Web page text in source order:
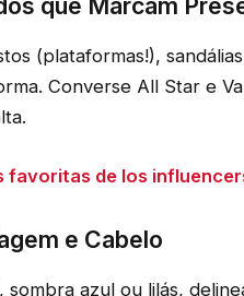
(plataformas!),
Converse All Star e
favoritas de los
e Cabelo
sombra azul ou lilás,